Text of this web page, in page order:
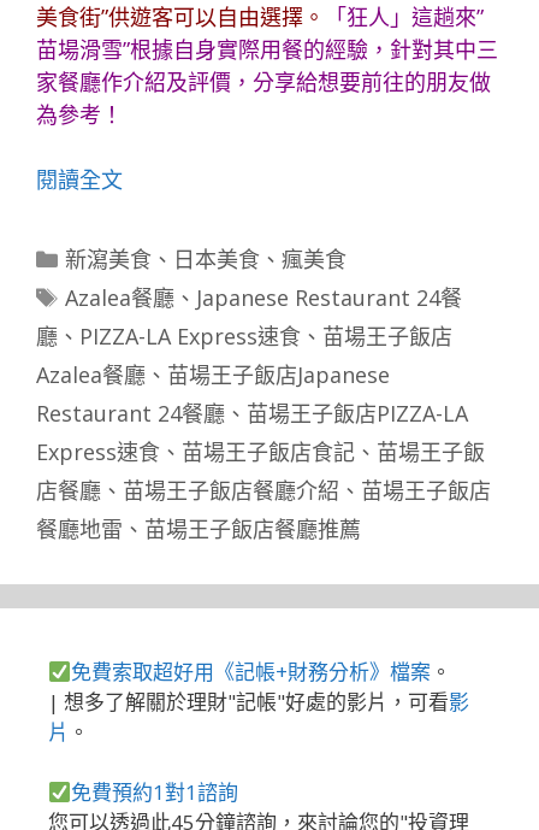
美食街”供遊客可以自由選擇。
「狂人 」這趟來”
苗場滑雪”根據自身實際用餐的經驗，針對其中三
家餐廳作介紹及評價，分享給想要前往的朋友做
為參考！
閱讀全文
分
類
新瀉美食、 日本美食、 瘋美食
標
籤
Azalea餐廳、 Japanese Restaurant 24餐
廳 、 PIZZA-LA Express速食 、 苗場王子飯店
Azalea餐廳 、 苗場王子飯店Japanese
Restaurant 24餐廳 、 苗場王子飯店PIZZA-LA
Express速食 、 苗場王子飯店食記 、 苗場王子飯
店餐廳 、 苗場王子飯店餐廳介紹 、 苗場王子飯店
餐廳地雷 、 苗場王子飯店餐廳推薦
免費索取超好用《記帳+財務分析》檔案 。
| 想多了解關於理財"記帳"好處的影片，可看影
片 。
免費預約1對1諮詢
您可以透過此45分鐘諮詢，來討論您的"投資理